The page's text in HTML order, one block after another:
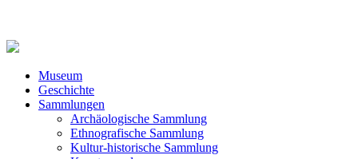
Museum
Geschichte
Sammlungen
Archäologische Sammlung
Ethnografische Sammlung
Kultur-historische Sammlung